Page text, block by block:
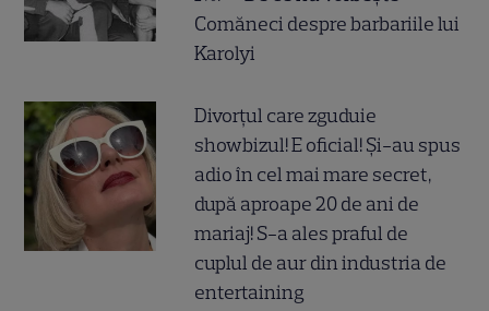
Comăneci despre barbariile lui
Karolyi
Divorțul care zguduie
showbizul! E oficial! Și-au spus
adio în cel mai mare secret,
după aproape 20 de ani de
mariaj! S-a ales praful de
cuplul de aur din industria de
entertaining